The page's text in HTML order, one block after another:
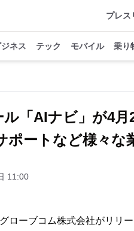
プレス
ジネス テック モバイル 乗り
「AIナビ」が4月
ポートなど様々な
11:00
ローブコム株式会社がリリー